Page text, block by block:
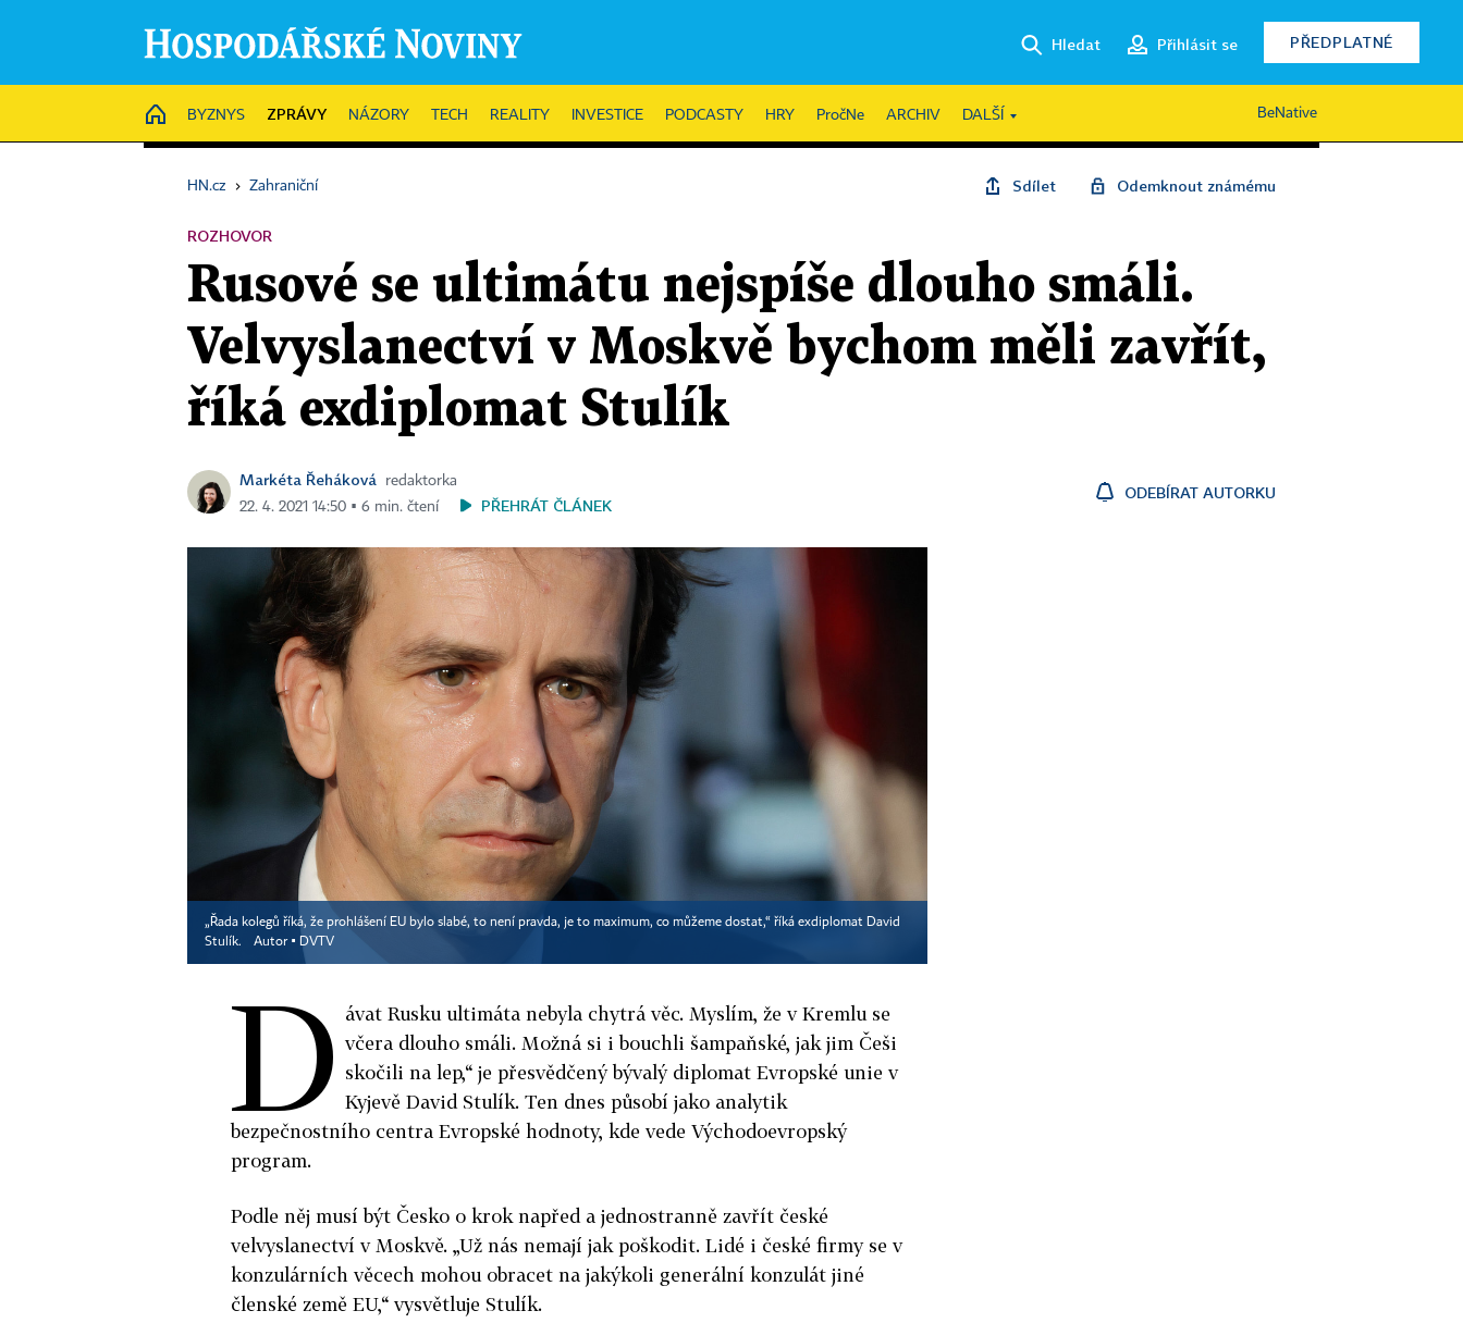
Hledat Přihlásit se PŘEDPLATNÉ
HOME
BYZNYS ZPRÁVY NÁZORY TECH REALITY INVESTICE PODCASTY HRY PročNe ARCHIV DALŠÍ BeNative
HN.cz › Zahraniční Sdílet Odemknout známému
ROZHOVOR
Rusové se ultimátu nejspíše dlouho smáli.
Velvyslanectví v Moskvě bychom měli zavřít,
říká exdiplomat Stulík
Markéta Řeháková
redaktorka
22. 4. 2021 14:50 ▪ 6 min. čtení
PŘEHRÁT ČLÁNEK
ODEBÍRAT AUTORKU
„Řada kolegů říká, že prohlášení EU bylo slabé, to není pravda, je to maximum, co můžeme dostat,“ říká exdiplomat David
Stulík.
Autor ▪ DVTV
D ávat Rusku ultimáta nebyla chytrá věc. Myslím, že v Kremlu se
včera dlouho smáli. Možná si i bouchli šampaňské, jak jim Češi
skočili na lep,“ je přesvědčený bývalý diplomat Evropské unie v
Kyjevě David Stulík. Ten dnes působí jako analytik
bezpečnostního centra Evropské hodnoty, kde vede Východoevropský
program.
Podle něj musí být Česko o krok napřed a jednostranně zavřít české
velvyslanectví v Moskvě. „Už nás nemají jak poškodit. Lidé i české firmy se v
konzulárních věcech mohou obracet na jakýkoli generální konzulát jiné
členské země EU,“ vysvětluje Stulík.